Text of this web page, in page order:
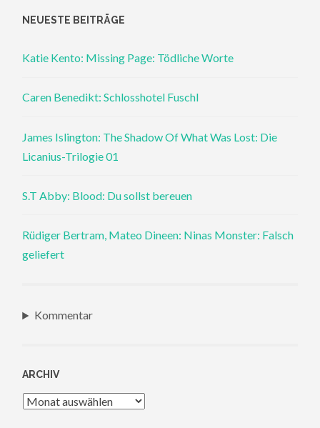
NEUESTE BEITRÄGE
Katie Kento: Missing Page: Tödliche Worte
Caren Benedikt: Schlosshotel Fuschl
James Islington: The Shadow Of What Was Lost: Die
Licanius-Trilogie 01
S.T Abby: Blood: Du sollst bereuen
Rüdiger Bertram, Mateo Dineen: Ninas Monster: Falsch
geliefert
Kommentar
ARCHIV
Archiv